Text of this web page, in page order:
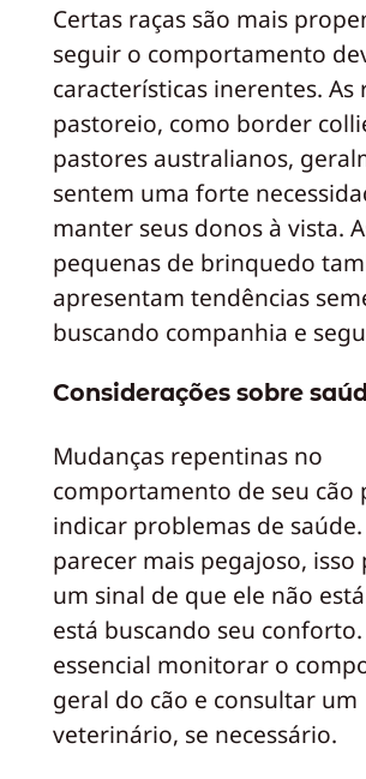
Certas raças são mais
seguir o comportamento
características inerentes. As
pastoreio, como border
pastores australianos,
sentem uma forte
manter seus donos à vista.
pequenas de brinquedo
apresentam tendências
buscando companhia e
Considerações sobre
Mudanças repentinas no
comportamento de seu cão
indicar problemas de saúde.
parecer mais pegajoso, isso
um sinal de que ele não
está buscando seu conforto.
essencial monitorar o
geral do cão e consultar um
veterinário, se necessário.